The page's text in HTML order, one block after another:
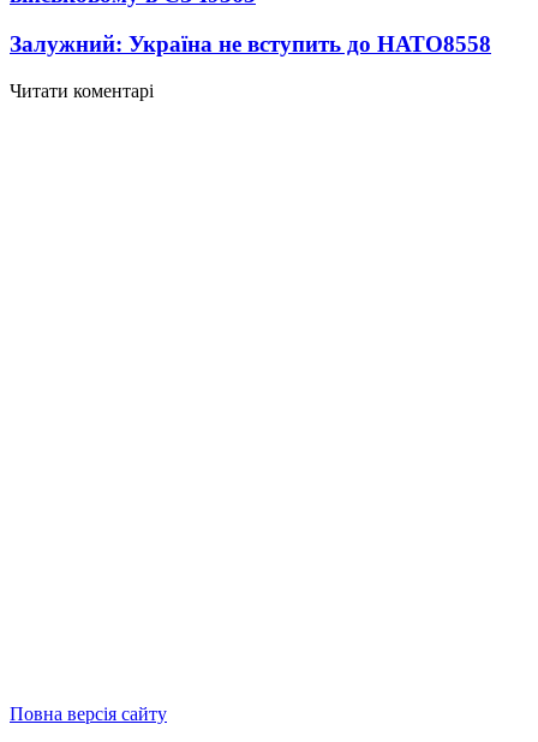
Залужний: Україна не вступить до НАТО8558
Читати коментарі
Повна версія сайту